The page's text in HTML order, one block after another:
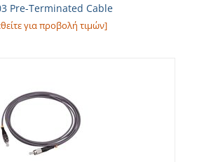
Pre-Terminated Cable
για προβολή τιμών]